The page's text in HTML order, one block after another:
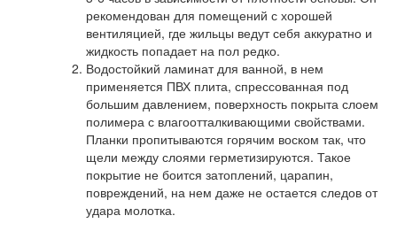
рекомендован для помещений с хорошей
вентиляцией, где жильцы ведут себя аккуратно и
жидкость попадает на пол редко.
Водостойкий ламинат для ванной, в нем
применяется ПВХ плита, спрессованная под
большим давлением, поверхность покрыта слоем
полимера с влагоотталкивающими свойствами.
Планки пропитываются горячим воском так, что
щели между слоями герметизируются. Такое
покрытие не боится затоплений, царапин,
повреждений, на нем даже не остается следов от
удара молотка.